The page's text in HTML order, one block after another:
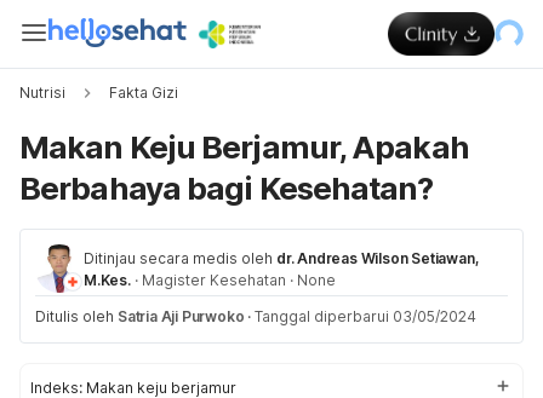
Nutrisi Fakta Gizi
Makan Keju Berjamur, Apakah
Berbahaya bagi Kesehatan?
Ditinjau secara medis oleh dr. Andreas Wilson Setiawan,
M.Kes. · Magister Kesehatan · None
Ditulis oleh Satria Aji Purwoko · Tanggal diperbarui 03/05/2024
Indeks: Makan keju berjamur